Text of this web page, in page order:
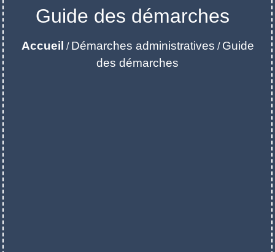
Guide des démarches
Accueil / Démarches administratives / Guide
des démarches